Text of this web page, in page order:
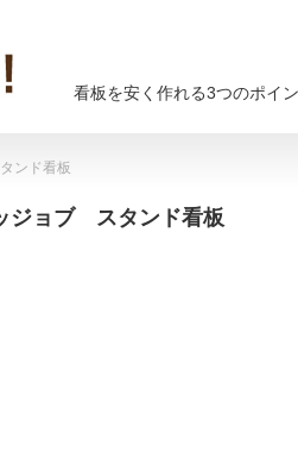
看板を安く作れる3つのポイ
ンド看板
ジョブ スタンド看板